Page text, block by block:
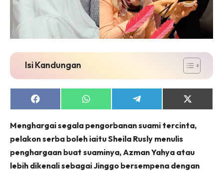
Isi Kandungan
Share
on
Share
on
Share
on
Share
on
(Twitter)
Menghargai segala pengorbanan suami tercinta,
pelakon serba boleh iaitu Sheila Rusly menulis
penghargaan buat suaminya, Azman Yahya atau
lebih dikenali sebagai Jinggo bersempena dengan